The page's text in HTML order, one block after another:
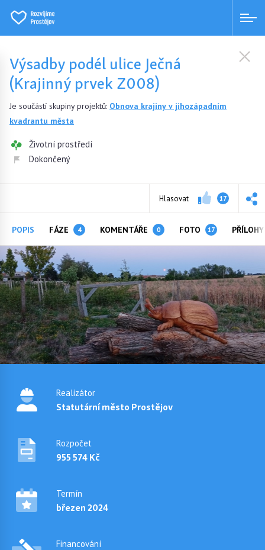
Výsadby podél ulice Ječná
(Krajinný prvek Z008)
Je součástí skupiny projektů: Obnova krajiny v jihozápadním
kvadrantu města
Životní prostředí
Dokončený
Hlasovat 17
POPIS FÁZE 4 KOMENTÁŘE 0 FOTO 17
Realizátor
Statutární město Prostějov
Rozpočet
955 574 Kč
Termín
březen 2024
Financování